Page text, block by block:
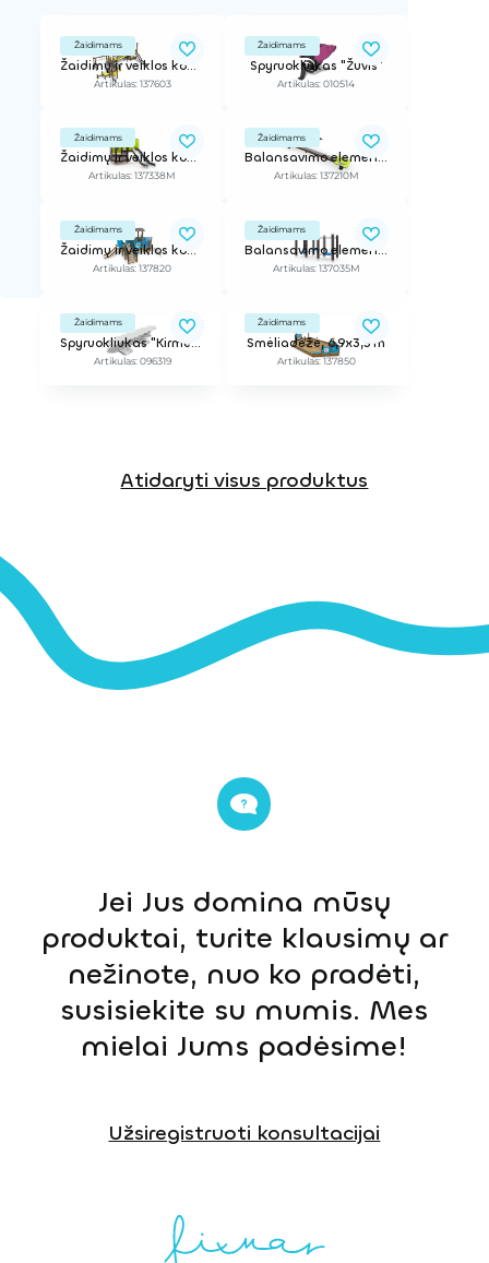
Žaidimams
Žaidimų ir veiklos kompleksas
Artikulas: 137603
Žaidimams
Spyruokliukas "Žuvis"
Artikulas: 010514
Žaidimams
Žaidimų ir veiklos kompleksas
Artikulas: 137338M
Žaidimams
Balansavimo elementas
Artikulas: 137210M
Žaidimams
Žaidimų ir veiklos kompleksas
Artikulas: 137820
Žaidimams
Balansavimo elementas
Artikulas: 137035M
Žaidimams
Spyruokliukas "Kirmėliukas"
Artikulas: 096319
Žaidimams
Smėliadėžė, 6,9x3,5 m
Artikulas: 137850
Atidaryti visus produktus
Jei Jus domina mūsų
produktai, turite klausimų ar
nežinote, nuo ko pradėti,
susisiekite su mumis. Mes
mielai Jums padėsime!
Užsiregistruoti konsultacijai